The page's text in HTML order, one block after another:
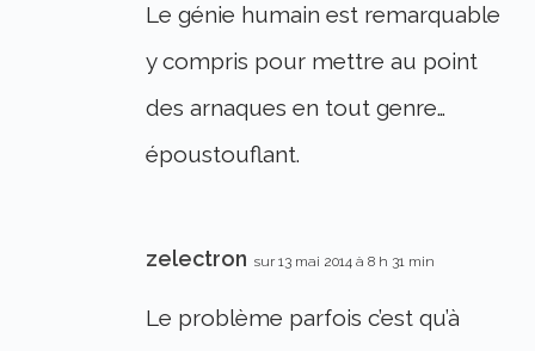
Le génie humain est remarquable
y compris pour mettre au point
des arnaques en tout genre…
époustouflant.
zelectron sur 13 mai 2014 à 8 h 31 min
Le problème parfois c’est qu’à